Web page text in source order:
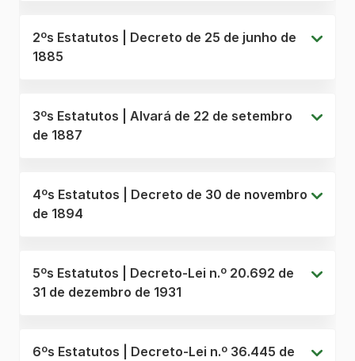
2ºs Estatutos | Decreto de 25 de junho de
1885
3ºs Estatutos | Alvará de 22 de setembro
de 1887
4ºs Estatutos | Decreto de 30 de novembro
de 1894
5ºs Estatutos | Decreto-Lei n.º 20.692 de
31 de dezembro de 1931
6ºs Estatutos | Decreto-Lei n.º 36.445 de